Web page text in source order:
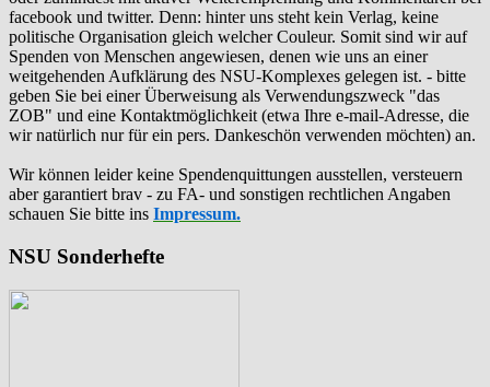
facebook und twitter. Denn: hinter uns steht kein Verlag, keine
politische Organisation gleich welcher Couleur. Somit sind wir auf
Spenden von Menschen angewiesen, denen wie uns an einer
weitgehenden Aufklärung des NSU-Komplexes gelegen ist. - bitte
geben Sie bei einer Überweisung als Verwendungszweck "das
ZOB" und eine Kontaktmöglichkeit (etwa Ihre e-mail-Adresse, die
wir natürlich nur für ein pers. Dankeschön verwenden möchten) an.
Wir können leider keine Spendenquittungen ausstellen, versteuern
aber garantiert brav - zu FA- und sonstigen rechtlichen Angaben
schauen Sie bitte ins Impressum.
NSU Sonderhefte